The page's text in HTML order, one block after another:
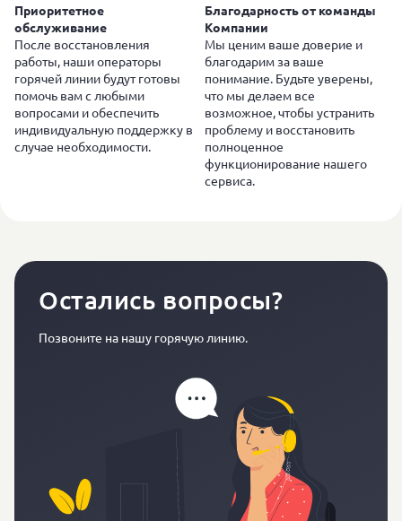
Приоритетное
обслуживание
После восстановления
работы, наши операторы
горячей линии будут готовы
помочь вам с любыми
вопросами и обеспечить
индивидуальную поддержку в
случае необходимости.
Благодарность от команды
Компании
Мы ценим ваше доверие и
благодарим за ваше
понимание. Будьте уверены,
что мы делаем все
возможное, чтобы устранить
проблему и восстановить
полноценное
функционирование нашего
сервиса.
Остались вопросы?
Позвоните на нашу горячую линию.